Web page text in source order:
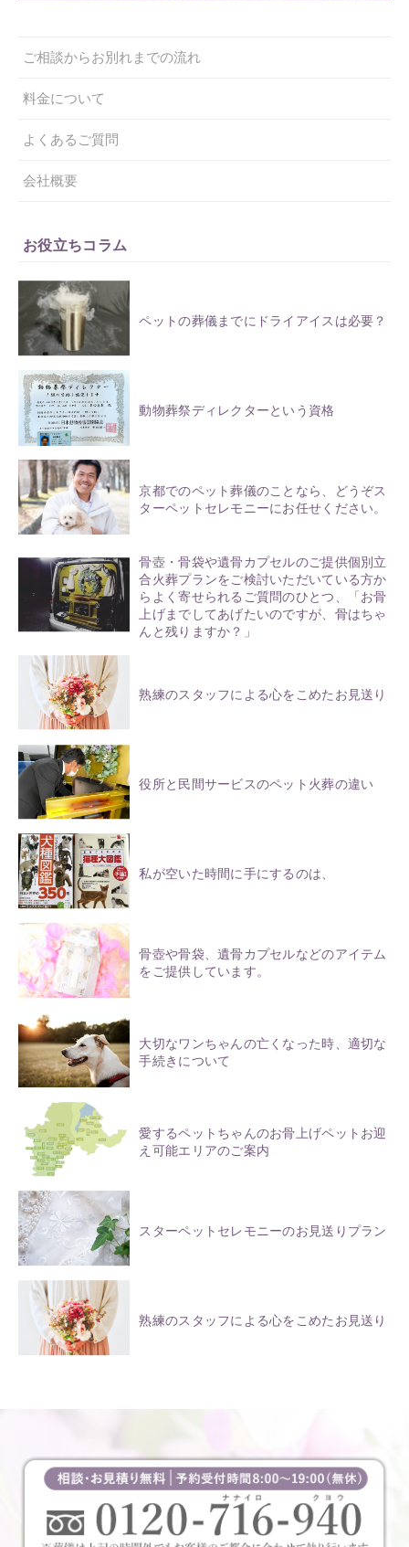
ご相談からお別れまでの流れ
料金について
よくあるご質問
会社概要
お役立ちコラム
ペットの葬儀までにドライアイスは必要？
動物葬祭ディレクターという資格
京都でのペット葬儀のことなら、どうぞス
ターペットセレモニーにお任せください。
骨壺・骨袋や遺骨カプセルのご提供個別立
合火葬プランをご検討いただいている方か
らよく寄せられるご質問のひとつ、「お骨
上げまでしてあげたいのですが、骨はちゃ
んと残りますか？」
熟練のスタッフによる心をこめたお見送り
役所と民間サービスのペット火葬の違い
私が空いた時間に手にするのは、
骨壺や骨袋、遺骨カプセルなどのアイテム
をご提供しています。
大切なワンちゃんの亡くなった時、適切な
手続きについて
愛するペットちゃんのお骨上げペットお迎
え可能エリアのご案内
スターペットセレモニーのお見送りプラン
熟練のスタッフによる心をこめたお見送り